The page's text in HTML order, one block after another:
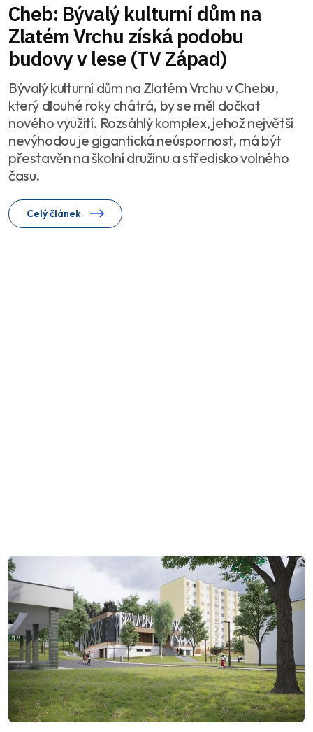
Cheb: Bývalý kulturní dům na
Zlatém Vrchu získá podobu
budovy v lese (TV Západ)
Bývalý kulturní dům na Zlatém Vrchu v Chebu,
který dlouhé roky chátrá, by se měl dočkat
nového využití. Rozsáhlý komplex, jehož největší
nevýhodou je gigantická neúspornost, má být
přestavěn na školní družinu a středisko volného
času.
Celý článek